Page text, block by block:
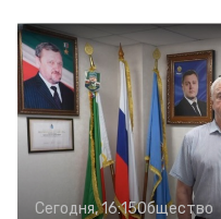
Сегодня, 16:15Общество